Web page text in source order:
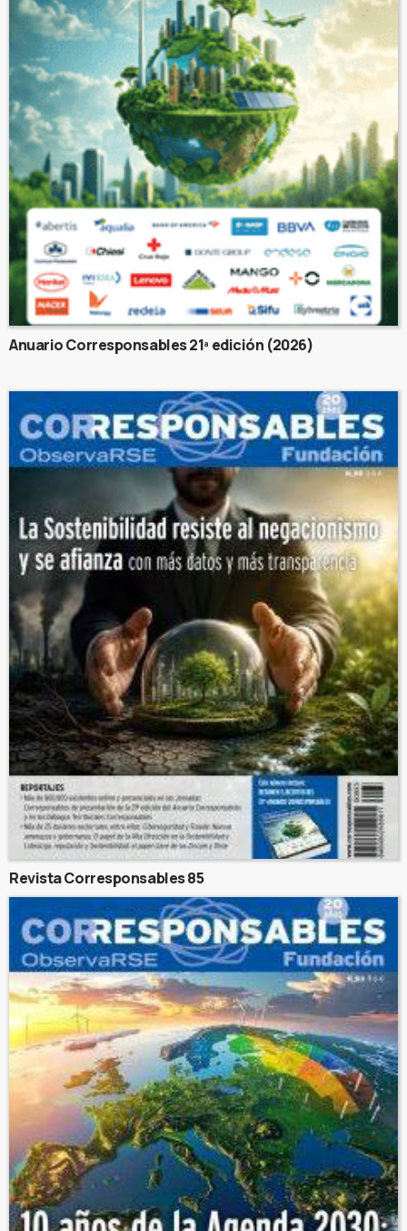
Anuario Corresponsables 21ª edición (2026)
Revista Corresponsables 85